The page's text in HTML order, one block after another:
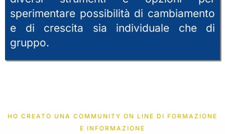
sperimentare possibilità di cambiamento
e di crescita sia individuale che di
gruppo.
HO CREATO UNA COMMUNITY ON LINE DI FORMAZIONE
E INFORMAZIONE